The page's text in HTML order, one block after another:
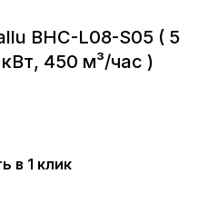
BHC-L08-S05 ( 5
450 м³/час )
в 1 клик